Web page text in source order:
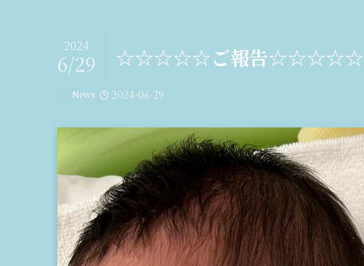
☆☆☆☆☆ご報告☆☆☆☆☆
2024
6/29
News 2024-06-29